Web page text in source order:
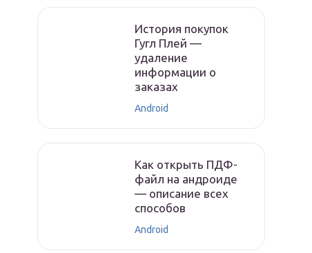
История покупок
Гугл Плей —
удаление
информации о
заказах
Android
Как открыть ПДФ-
файл на андроиде
— описание всех
способов
Android